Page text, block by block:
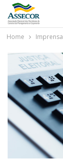
Home Imprensa